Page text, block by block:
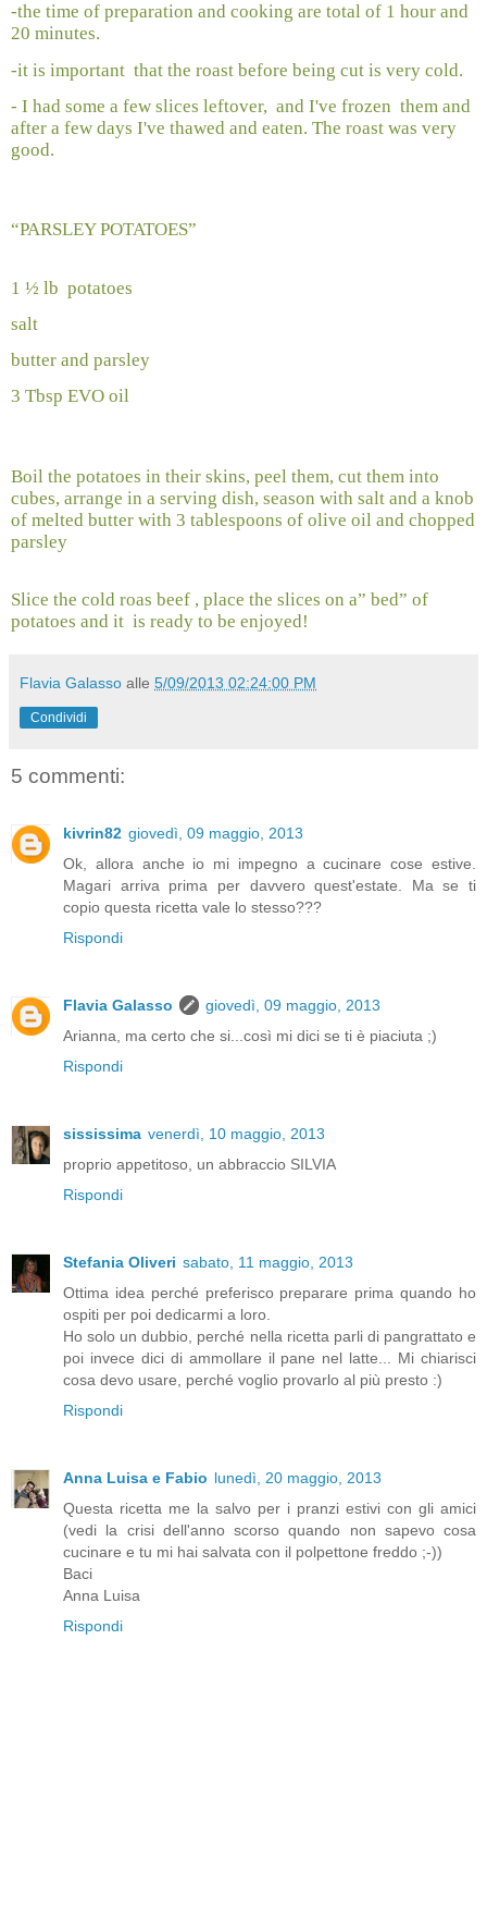
-the time of preparation and cooking are total of 1 hour and
20 minutes.
-it is important that the roast before being cut is very cold.
- I had some a few slices leftover, and I've frozen them and
after a few days I've thawed and eaten. The roast was very
good.
“PARSLEY POTATOES”
1 ½ lb potatoes
salt
butter and parsley
3 Tbsp EVO oil
Boil the potatoes in their skins, peel them, cut them into
cubes, arrange in a serving dish, season with salt and a knob
of melted butter with 3 tablespoons of olive oil and chopped
parsley
Slice the cold roas beef , place the slices on a” bed” of
potatoes and it is ready to be enjoyed!
Flavia Galasso alle 5/09/2013 02:24:00 PM
Condividi
5 commenti:
kivrin82 giovedì, 09 maggio, 2013
Ok, allora anche io mi impegno a cucinare cose estive.
Magari arriva prima per davvero quest'estate. Ma se ti
copio questa ricetta vale lo stesso???
Rispondi
Flavia Galasso
giovedì, 09 maggio, 2013
Arianna, ma certo che si...così mi dici se ti è piaciuta ;)
Rispondi
sississima venerdì, 10 maggio, 2013
proprio appetitoso, un abbraccio SILVIA
Rispondi
Stefania Oliveri sabato, 11 maggio, 2013
Ottima idea perché preferisco preparare prima quando ho
ospiti per poi dedicarmi a loro.
Ho solo un dubbio, perché nella ricetta parli di pangrattato e
poi invece dici di ammollare il pane nel latte... Mi chiarisci
cosa devo usare, perché voglio provarlo al più presto :)
Rispondi
Anna Luisa e Fabio lunedì, 20 maggio, 2013
Questa ricetta me la salvo per i pranzi estivi con gli amici
(vedi la crisi dell'anno scorso quando non sapevo cosa
cucinare e tu mi hai salvata con il polpettone freddo ;-))
Baci
Anna Luisa
Rispondi